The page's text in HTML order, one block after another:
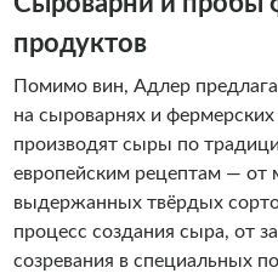
продуктов
Помимо вин, Адлер
на сыроварнях и фермерских
производят сыры по
европейским рецептам —
выдержанных твёрдых
процесс создания сыра, от
созревания в специальных